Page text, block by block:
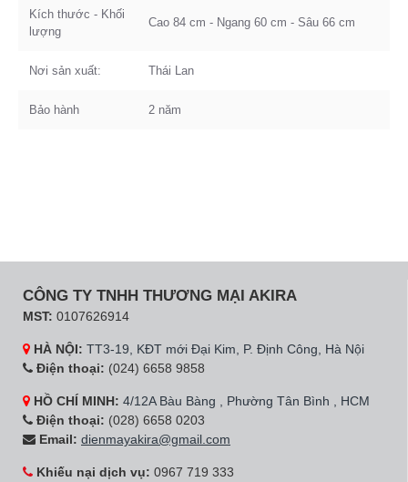
Kích thước - Khối
lượng
Cao 84 cm - Ngang 60 cm - Sâu 66 cm
Nơi sản xuất: Thái Lan
Bảo hành 2 năm
CÔNG TY TNHH THƯƠNG MẠI AKIRA
MST: 0107626914
HÀ NỘI: TT3-19, KĐT mới Đại Kim, P. Định Công, Hà Nội
Điện thoại: (024) 6658 9858
HỒ CHÍ MINH: 4/12A Bàu Bàng , Phường Tân Bình , HCM
Điện thoại: (028) 6658 0203
Email: dienmayakira@gmail.com
Khiếu nại dịch vụ: 0967 719 333